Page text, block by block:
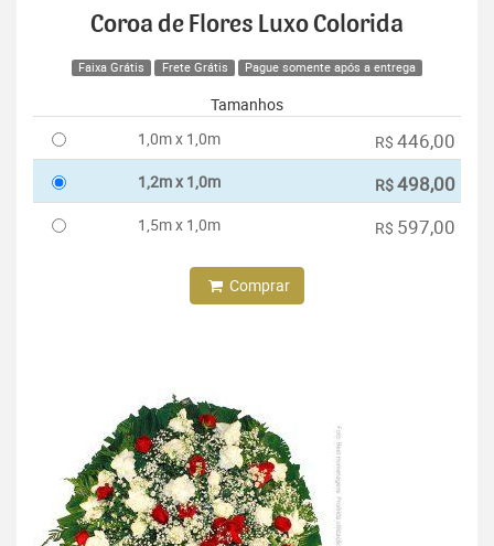
Coroa de Flores Luxo Colorida
Faixa Grátis Frete Grátis Pague somente após a entrega
Tamanhos
1,0m x 1,0m
R$ 446,00
1,2m x 1,0m R$498,00
1,5m x 1,0m R$ 597,00
Comprar